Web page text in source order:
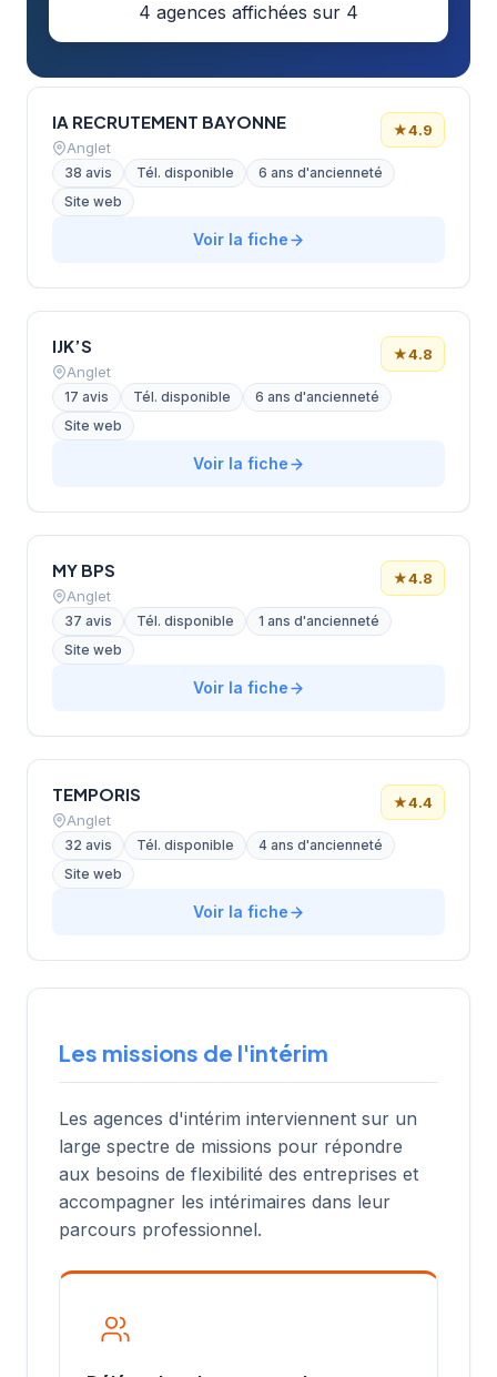
4 agences affichées sur 4
IA RECRUTEMENT BAYONNE
Anglet
★4.9
38 avis Tél. disponible
6 ans d'ancienneté
Site web
Voir la fiche
IJK’S
Anglet
★4.8
17 avis Tél. disponible
6 ans d'ancienneté
Site web
Voir la fiche
MY BPS
Anglet
★4.8
37 avis Tél. disponible
1 ans d'ancienneté
Site web
Voir la fiche
TEMPORIS
Anglet
★4.4
32 avis Tél. disponible
4 ans d'ancienneté
Site web
Voir la fiche
Les missions de l'intérim
Les agences d'intérim interviennent sur un
large spectre de missions pour répondre
aux besoins de flexibilité des entreprises et
accompagner les intérimaires dans leur
parcours professionnel.